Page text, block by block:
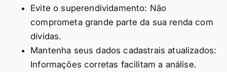
Evite o superendividamento: Não
comprometa grande parte da sua renda com
dívidas.
Mantenha seus dados cadastrais atualizados:
Informações corretas facilitam a análise.